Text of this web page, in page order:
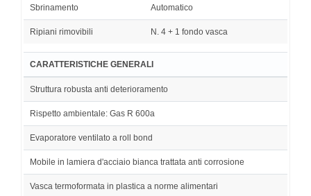
Sbrinamento Automatico
Ripiani rimovibili N. 4 + 1 fondo vasca
CARATTERISTICHE GENERALI
Struttura robusta anti deterioramento
Rispetto ambientale: Gas R 600a
Evaporatore ventilato a roll bond
Mobile in lamiera d'acciaio bianca trattata anti corrosione
Vasca termoformata in plastica a norme alimentari